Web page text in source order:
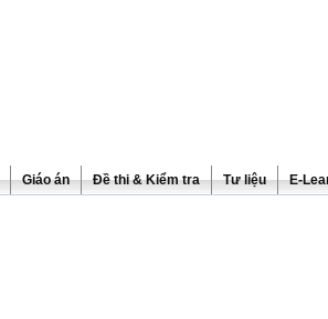
Giáo án Đề thi & Kiểm tra Tư liệu E-